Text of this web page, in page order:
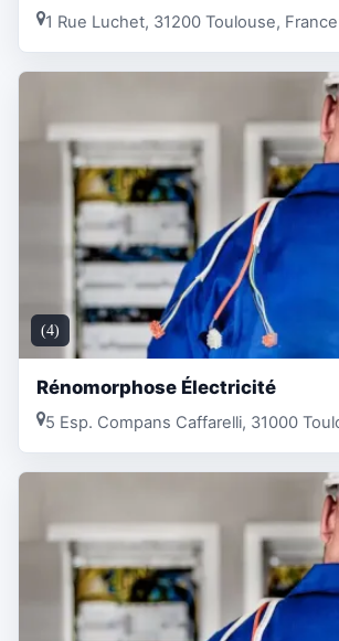
1 Rue Luchet, 31200 Toulouse, France
(4)
Rénomorphose Électricité
5 Esp. Compans Caffarelli, 31000